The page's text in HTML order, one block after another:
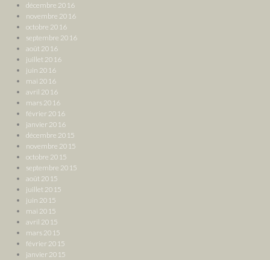
décembre 2016
novembre 2016
octobre 2016
septembre 2016
août 2016
juillet 2016
juin 2016
mai 2016
avril 2016
mars 2016
février 2016
janvier 2016
décembre 2015
novembre 2015
octobre 2015
septembre 2015
août 2015
juillet 2015
juin 2015
mai 2015
avril 2015
mars 2015
février 2015
janvier 2015